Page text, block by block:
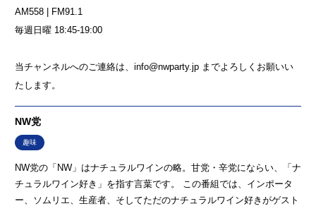
AM558 | FM91.1
毎週日曜 18:45-19:00
当チャンネルへのご連絡は、info@nwparty.jp までよろしくお願いい
たします。
NW党
趣味
NW党の「NW」はナチュラルワインの略。甘党・辛党にならい、「ナ
チュラルワイン好き」を指す言葉です。 この番組では、インポータ
ー、ソムリエ、生産者、そしてただのナチュラルワイン好きがゲスト